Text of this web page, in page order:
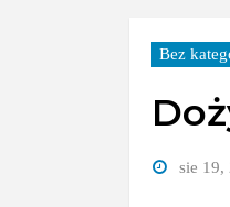
Bez
sie 19,